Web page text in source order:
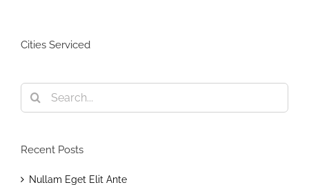
Cities Serviced
Search
for:
Recent Posts
Nullam Eget Elit Ante